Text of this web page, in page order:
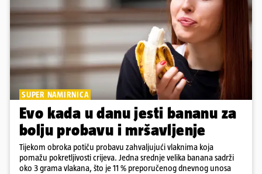
SUPER NAMIRNICA
Evo kada u danu jesti bananu za
bolju probavu i mršavljenje
Tijekom obroka potiču probavu zahvaljujući vlaknima koja
pomažu pokretljivosti crijeva. Jedna srednje velika banana sadrži
oko 3 grama vlakana, što je 11 % preporučenog dnevnog unosa